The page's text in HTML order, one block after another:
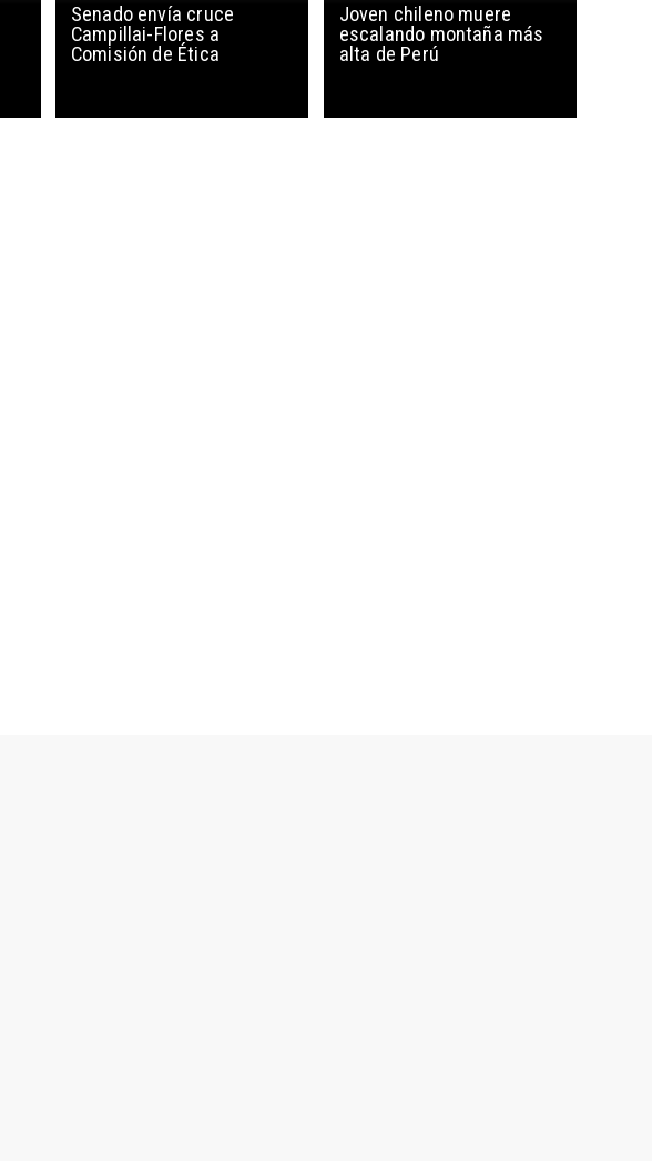
Senado envía cruce
Campillai-Flores a
Comisión de Ética
Joven chileno muere
escalando montaña más
alta de Perú